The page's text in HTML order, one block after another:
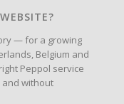
— for a growing
Belgium and
Peppol service
without